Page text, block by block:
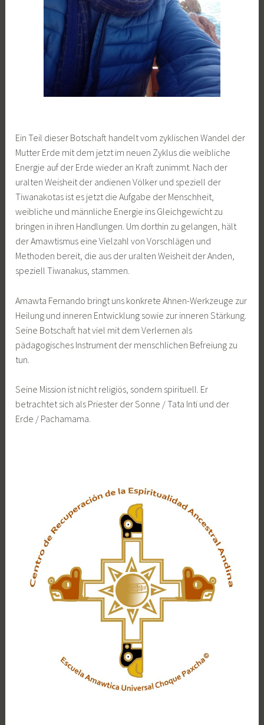
Ein Teil dieser Botschaft handelt vom zyklischen Wandel der
Mutter Erde mit dem jetzt im neuen Zyklus die weibliche
Energie auf der Erde wieder an Kraft zunimmt. Nach der
uralten Weisheit der andienen Völker und speziell der
Tiwanakotas ist es jetzt die Aufgabe der Menschheit,
weibliche und männliche Energie ins Gleichgewicht zu
bringen in ihren Handlungen. Um dorthin zu gelangen, hält
der Amawtismus eine Vielzahl von Vorschlägen und
Methoden bereit, die aus der uralten Weisheit der Anden,
speziell Tiwanakus, stammen.
Amawta Fernando bringt uns konkrete Ahnen-Werkzeuge zur
Heilung und inneren Entwicklung sowie zur inneren Stärkung.
Seine Botschaft hat viel mit dem Verlernen als
pädagogisches Instrument der menschlichen Befreiung zu
tun.
Seine Mission ist nicht religiös, sondern spirituell. Er
betrachtet sich als Priester der Sonne / Tata Inti und der
Erde / Pachamama.